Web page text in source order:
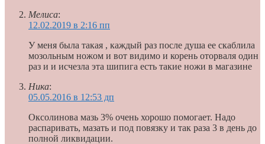
Мелиса:
12.02.2019 в 2:16 пп
У меня была такая , каждый раз после душа ее скаблила
мозольным ножом и вот видимо и корень оторваля один
раз и и исчезла эта шипига есть такие ножи в магазине
Ника:
05.05.2016 в 12:53 дп
Оксолинова мазь 3% очень хорошо помогает. Надо
распаривать, мазать и под повязку и так раза 3 в день до
полной ликвидации.